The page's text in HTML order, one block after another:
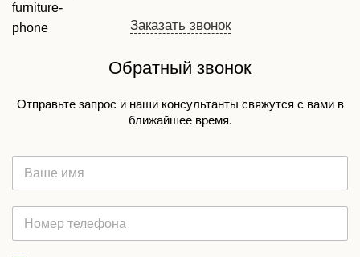
Заказать звонок
Обратный звонок
Отправьте запрос и наши консультанты свяжутся с вами в
ближайшее время.